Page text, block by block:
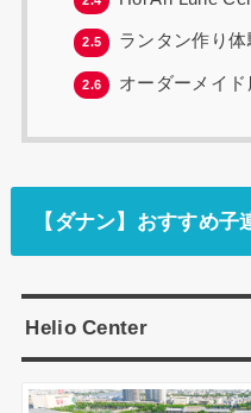
2.5 ランタン作り
2.6 オーダーメイ
【ダナン】おすすめ
Helio Center